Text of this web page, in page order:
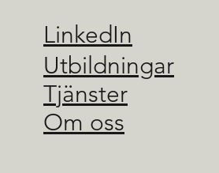
LinkedIn
Utbildningar
Tjänster
Om oss